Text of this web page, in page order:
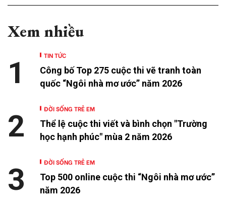
Xem nhiều
TIN TỨC
Công bố Top 275 cuộc thi vẽ tranh toàn
quốc “Ngôi nhà mơ ước” năm 2026
1
ĐỜI SỐNG TRẺ EM
Thể lệ cuộc thi viết và bình chọn "Trường
học hạnh phúc" mùa 2 năm 2026
2
ĐỜI SỐNG TRẺ EM
Top 500 online cuộc thi “Ngôi nhà mơ ước”
năm 2026
3